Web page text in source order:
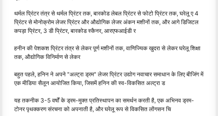
थर्मल प्रिंटर तंत्र से थर्मल प्रिंटर तक, बारकोड लेबल प्रिंटर से फोटो प्रिंटर तक, घरेलू ए 4
प्रिंटर से मोनोक्रोम लेजर प्रिंटर और औद्योगिक लेजर अंकन मशीनों तक, और आगे डिजिटल
कपड़ा प्रिंटर, 3 डी प्रिंटर, बारकोड स्कैनर, आरएफआईडी र
हनीन की पेशकश प्रिंटर तंत्र से लेकर पूर्ण मशीनों तक, वाणिज्यिक खुदरा से लेकर घरेलू शिक्षा
तक, औद्योगिक विनिर्माण से लेकर
बहुत पहले, हनिन ने अपने "अल्ट्रा ड्रम" लेजर प्रिंटर उद्योग नवाचार समाधान के लिए बीजिंग में
एक मीडिया सैलून आयोजित किया, जिसमें हनिन की स्व-विकसित अल्ट्रा ड
यह तकनीक 3-5 वर्षों के ड्रम-मुक्त प्रतिस्थापन का समर्थन करती है, एक अभिनव ड्रम-
टोनर पृथक्करण संरचना को अपनाती है, और घरेलू रूप से विकसित लोंगसन चि